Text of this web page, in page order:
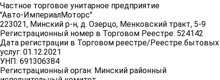
Частное торговое унитарное предприятие
"Авто-ИмпериалМоторс"
223021, Минский р-н, д. Озерцо, Менковский тракт, 5-9
Регистрационный номер в Торговом Реестре: 524142
Дата регистрации в Торговом реестре/Реестре бытовых
услуг: 01.12.2021
УНП: 691306384
Регистрационный орган: Минский районный